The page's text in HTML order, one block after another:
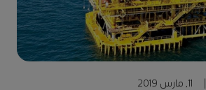
11, مارس 2019